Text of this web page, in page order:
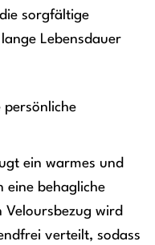
sorgfältige
Lebensdauer
persönliche
ein warmes und
eine behagliche
wird
verteilt, sodass